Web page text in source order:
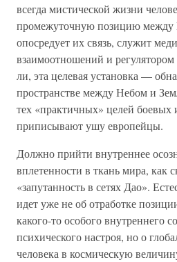
всегда мистической жизни
промежуточную позицию между
опосредует их связь, служит
взаимоотношений и
ли, эта целевая установка —
пространстве между Небом и
тех «практичных» целей боевых
приписывают ушу европейцы.
Должно прийти внутреннее
вплетенности в ткань мира,
«запутанность в сетях Дао».
идет уже не об отработке
какого-то особого внутреннего
психического настроя, но о
человека в космическую